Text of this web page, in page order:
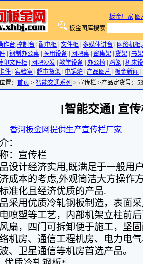
板金厂家 图
板金图库搜索
作台,控制台 配电柜 文件柜 多媒体讲台
网络机柜
钢制办公桌 医用设备 网吧桌 密集架 货架 书架
印文件柜 网吧沙发 教学设备 办公椅 鸡笼 机床
件 实验室 超市货架 电锅炉 产品图片 板金新闻
置： 首页 > 智能交通系列 > 宣传栏 >产品定货号：
[智能交通] 宣传
香河板金网提供生产宣传栏厂家
：
：宣传栏
设计经济实用,既满足于一般用
成本的考虑,外观简洁大方操作
准化且经济优质的产品.
采用优质冷轧钢板制造，表面
喷塑等工艺，内部机架立柱前
扇，四门可拆卸便于施工，坚
机房、通信工程机房、电力电
、卫星通信等机房首选产品。